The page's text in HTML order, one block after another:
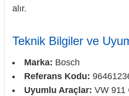
alır.
Teknik Bilgiler ve
Marka: Bosch
Referans Kodu:
Uyumlu Araçlar: VW 911